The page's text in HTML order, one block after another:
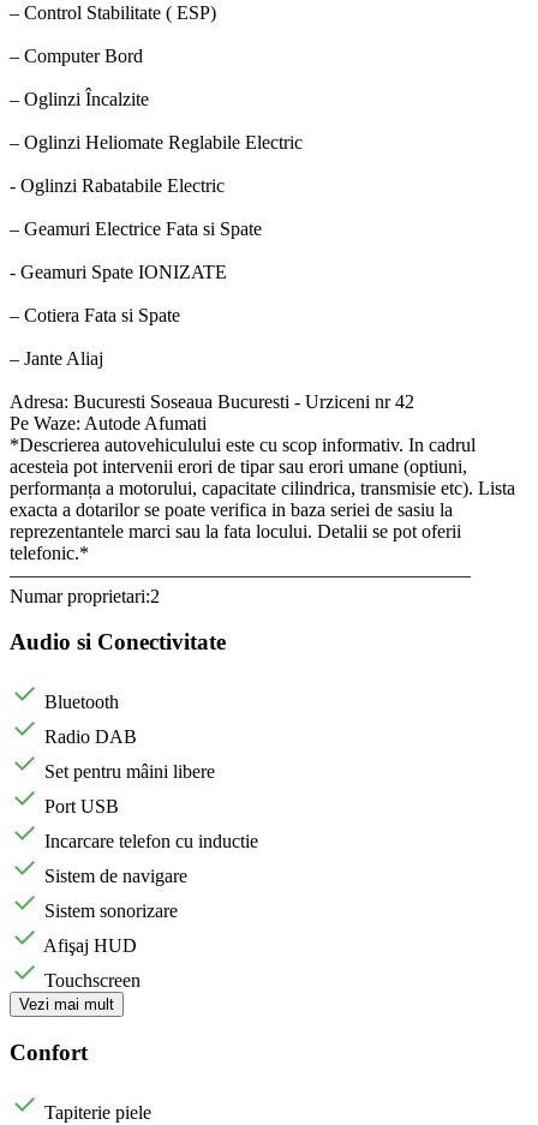
– Control Stabilitate ( ESP)
– Computer Bord
– Oglinzi Încalzite
– Oglinzi Heliomate Reglabile Electric
- Oglinzi Rabatabile Electric
– Geamuri Electrice Fata si Spate
- Geamuri Spate IONIZATE
– Cotiera Fata si Spate
– Jante Aliaj
Adresa: Bucuresti Soseaua Bucuresti - Urziceni nr 42
Pe Waze: Autode Afumati
*Descrierea autovehiculului este cu scop informativ. In cadrul
acesteia pot intervenii erori de tipar sau erori umane (optiuni,
performanța a motorului, capacitate cilindrica, transmisie etc). Lista
exacta a dotarilor se poate verifica in baza seriei de sasiu la
reprezentantele marci sau la fata locului. Detalii se pot oferii
telefonic.*
————————————————————————
Numar proprietari:2
Audio si Conectivitate
Bluetooth
Radio DAB
Set pentru mâini libere
Port USB
Incarcare telefon cu inductie
Sistem de navigare
Sistem sonorizare
Afişaj HUD
Touchscreen
Vezi mai mult
Confort
Tapiterie piele